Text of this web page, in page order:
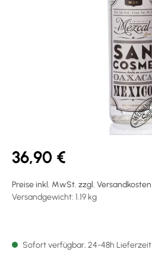
36,90 €
Preise inkl. MwSt. zzgl. Versandkosten
Versandgewicht: 1.19 kg
Sofort verfügbar, 24-48h Lieferzeit